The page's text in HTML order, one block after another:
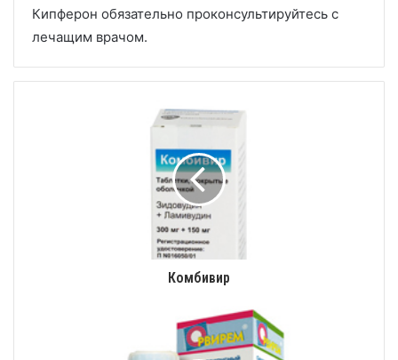
Кипферон обязательно проконсультируйтесь с
лечащим врачом.
Комбивир